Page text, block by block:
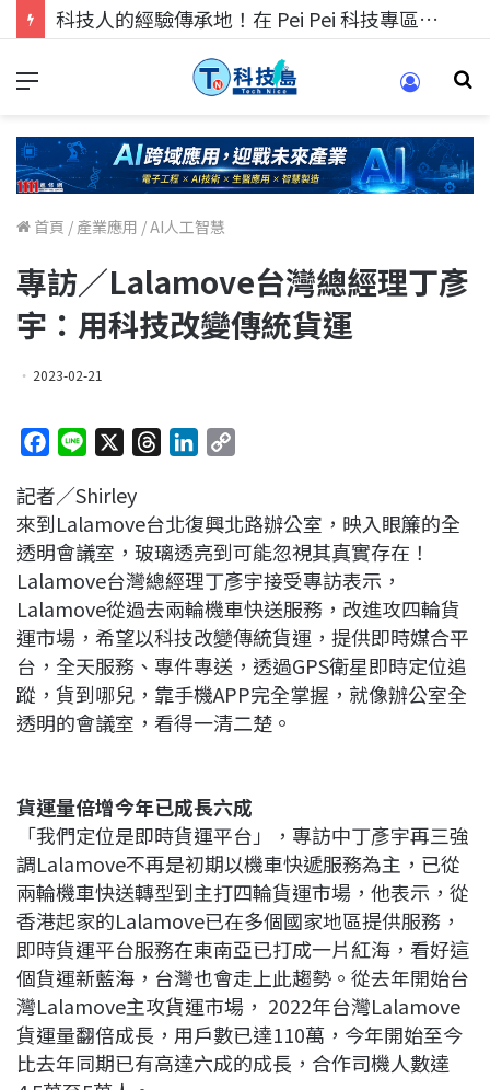
科技人找工作，就到TECH+ 科技專區!
首頁 / 產業應用 /AI人工智慧
專訪／Lalamove台灣總經理丁彥
宇：用科技改變傳統貨運
2023-02-21
c
e
b
o
o
k
n
e
e
a
d
s
k
e
d
I
n
y
L
i
n
k
記者／Shirley
來到Lalamove台北復興北路辦公室，映入眼簾的全
透明會議室，玻璃透亮到可能忽視其真實存在！
Lalamove台灣總經理丁彥宇接受專訪表示，
Lalamove從過去兩輪機車快送服務，改進攻四輪貨
運市場，希望以科技改變傳統貨運，提供即時媒合平
台，全天服務、專件專送，透過GPS衛星即時定位追
蹤，貨到哪兒，靠手機APP完全掌握，就像辦公室全
透明的會議室，看得一清二楚。
貨運量倍增今年已成長六成
「我們定位是即時貨運平台」，專訪中丁彥宇再三強
調Lalamove不再是初期以機車快遞服務為主，已從
兩輪機車快送轉型到主打四輪貨運市場，他表示，從
香港起家的Lalamove已在多個國家地區提供服務，
即時貨運平台服務在東南亞已打成一片紅海，看好這
個貨運新藍海，台灣也會走上此趨勢。從去年開始台
灣Lalamove主攻貨運市場， 2022年台灣Lalamove
貨運量翻倍成長，用戶數已達110萬，今年開始至今
比去年同期已有高達六成的成長，合作司機人數達